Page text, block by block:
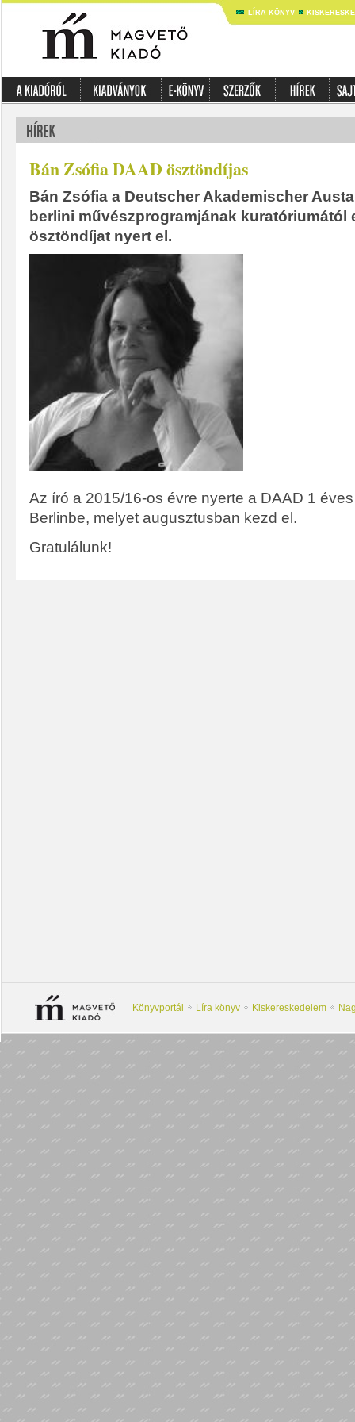
LÍRA KÖNYV
Bán Zsófia DAAD ösztöndíjas
Bán Zsófia a Deutscher Akademischer
berlini művészprogramjának kuratóriumától
ösztöndíjat nyert el.
Az író a 2015/16-os évre nyerte a DAAD 1
Berlinbe, melyet augusztusban kezd el.
Gratulálunk!
Könyvportál Líra könyv Kiskereskedelem